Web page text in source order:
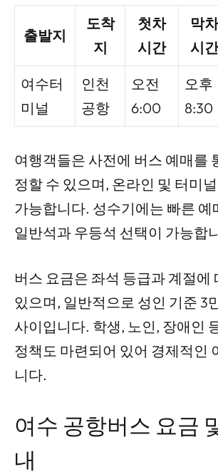
출발지
도착
지
첫차
시간
막차
시간
여수터
미널
인천
공항
오전
6:00
오후
8:30
여행객들은 사전에 버스 예매를
정할 수 있으며, 온라인 및 터미
가능합니다. 성수기에는 빠른 예
일반석과 우등석 선택이 가능합
버스 요금은 좌석 등급과 계절에
있으며, 일반적으로 성인 기준 3
사이입니다. 학생, 노인, 장애인
정책도 마련되어 있어 경제적인
니다.
여수 공항버스 요금
내